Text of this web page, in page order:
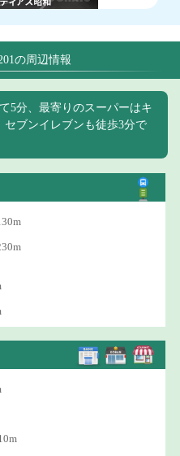
の周辺情報
5分、最寄りのスーパーはキ
セブンイレブンも徒歩3分で